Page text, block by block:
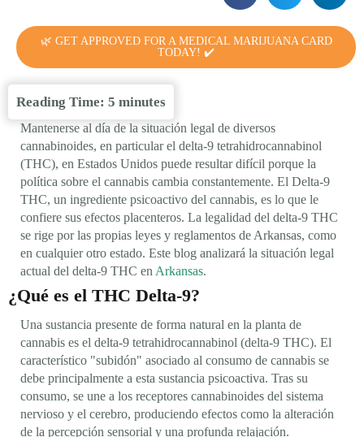
🌿 GET APPROVED FOR A MEDICAL MARIJUANA CARD
TODAY! ✔️
Reading Time: 5 minutes
Mantenerse al día de la situación legal de diversos
cannabinoides, en particular el delta-9 tetrahidrocannabinol
(THC), en Estados Unidos puede resultar difícil porque la
política sobre el cannabis cambia constantemente. El Delta-9
THC, un ingrediente psicoactivo del cannabis, es lo que le
confiere sus efectos placenteros. La legalidad del delta-9 THC
se rige por las propias leyes y reglamentos de Arkansas, como
en cualquier otro estado. Este blog analizará la situación legal
actual del delta-9 THC enArkansas.
¿Qué es el THC Delta-9?
Una sustancia presente de forma natural en la planta de
cannabis es el delta-9 tetrahidrocannabinol (delta-9 THC). El
característico "subidón" asociado al consumo de cannabis se
debe principalmente a esta sustancia psicoactiva. Tras su
consumo, se une a los receptores cannabinoides del sistema
nervioso y el cerebro, produciendo efectos como la alteración
de la percepción sensorial y una profunda relajación.